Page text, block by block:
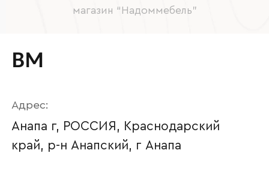
магазин “Надоммебель”
ВМ
Адрес:
Анапа г, РОССИЯ, Краснодарский
край, р-н Анапский, г Анапа